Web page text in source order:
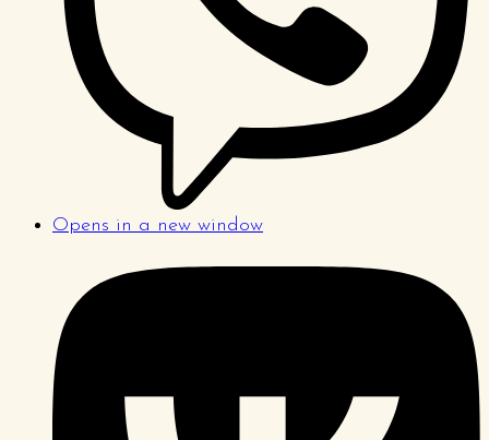
Opens in a new window